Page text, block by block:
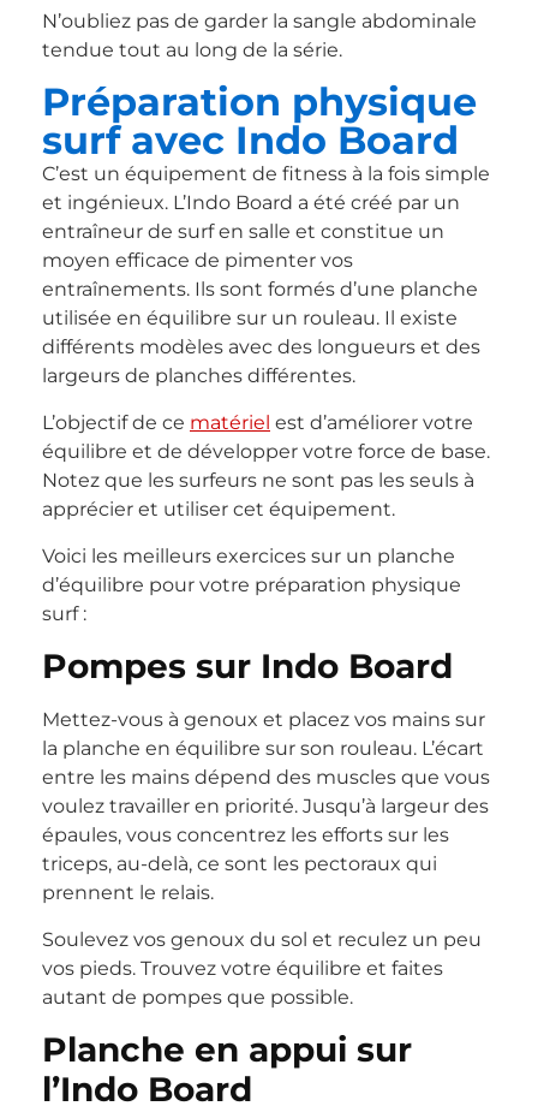
N’oubliez pas de garder la sangle abdominale
tendue tout au long de la série.
Préparation physique
surf avec Indo Board
C’est un équipement de fitness à la fois simple
et ingénieux. L’Indo Board a été créé par un
entraîneur de surf en salle et constitue un
moyen efficace de pimenter vos
entraînements. Ils sont formés d’une planche
utilisée en équilibre sur un rouleau. Il existe
différents modèles avec des longueurs et des
largeurs de planches différentes.
L’objectif de ce matériel est d’améliorer votre
équilibre et de développer votre force de base.
Notez que les surfeurs ne sont pas les seuls à
apprécier et utiliser cet équipement.
Voici les meilleurs exercices sur un planche
d’équilibre pour votre préparation physique
surf :
Pompes sur Indo Board
Mettez-vous à genoux et placez vos mains sur
la planche en équilibre sur son rouleau. L’écart
entre les mains dépend des muscles que vous
voulez travailler en priorité. Jusqu’à largeur des
épaules, vous concentrez les efforts sur les
triceps, au-delà, ce sont les pectoraux qui
prennent le relais.
Soulevez vos genoux du sol et reculez un peu
vos pieds. Trouvez votre équilibre et faites
autant de pompes que possible.
Planche en appui sur
l’Indo Board